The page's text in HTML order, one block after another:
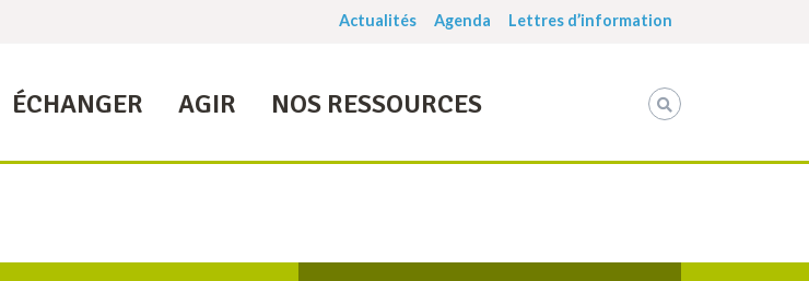
Actualités Agenda Lettres d’information
ÉCHANGER AGIR NOS RESSOURCES